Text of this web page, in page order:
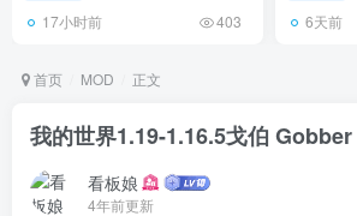
17小时前 403 6天前
首页 MOD 正文
我的世界1.19-1.16.5戈伯
看板娘
4年前更新